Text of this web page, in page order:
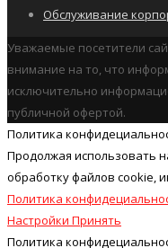
Обслуживание
Уважаемые посетители
внимание на то, что
исключительно
публичной офертой.
Политика
Продолжая использовать
обработку файлов cookie,
Политика
Настройки Принять
Политика